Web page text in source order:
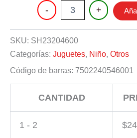
-
AMETRALLADORA
CON
SONIDO
cantidad
+
SKU: SH23204600
Categorías: Juguetes, Niño, Otros
Código de barras: 7502240546001
CANTIDAD
1 - 2 $